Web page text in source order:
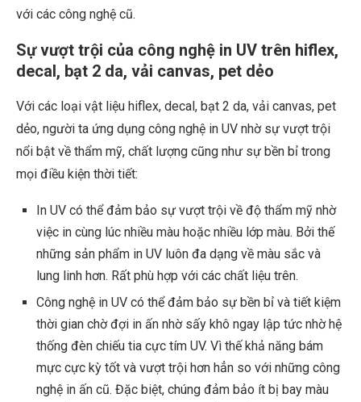
với các công nghệ cũ.
Sự vượt trội của công nghệ in UV trên hiflex,
decal, bạt 2 da, vải canvas, pet dẻo
Với các loại vật liệu hiflex, decal, bạt 2 da, vải canvas, pet
dẻo, người ta ứng dụng công nghệ in UV nhờ sự vượt trội
nổi bật về thẩm mỹ, chất lượng cũng như sự bền bỉ trong
mọi điều kiện thời tiết:
In UV có thể đảm bảo sự vượt trội về độ thẩm mỹ nhờ
việc in cùng lúc nhiều màu hoặc nhiều lớp màu. Bởi thế
những sản phẩm in UV luôn đa dạng về màu sắc và
lung linh hơn. Rất phù hợp với các chất liệu trên.
Công nghệ in UV có thể đảm bảo sự bền bỉ và tiết kiệm
thời gian chờ đợi in ấn nhờ sấy khô ngay lập tức nhờ hệ
thống đèn chiếu tia cực tím UV. Vì thế khả năng bám
mực cực kỳ tốt và vượt trội hơn hẳn so với những công
nghệ in ấn cũ. Đặc biệt, chúng đảm bảo ít bị bay màu